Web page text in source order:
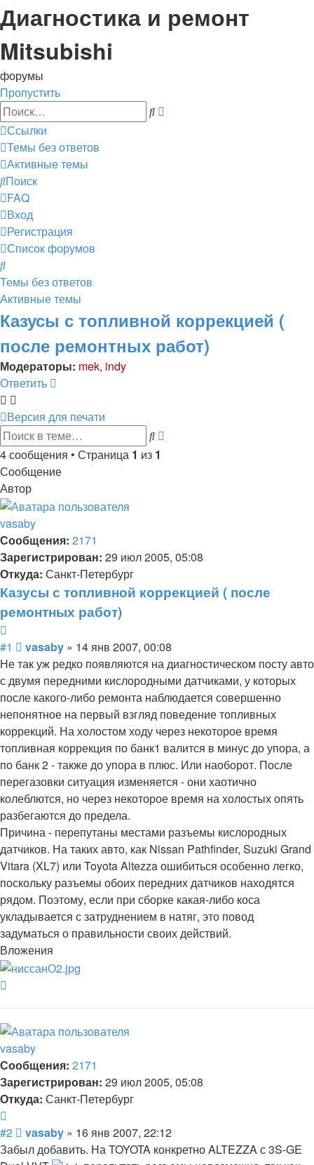
Диагностика и ремонт
Mitsubishi
форумы
Пропустить
Поиск
Ссылки
Темы без ответов
Активные темы
Поиск
FAQ
Вход
Регистрация
Список форумов
Поиск
Темы без ответов
Активные темы
Казусы с топливной коррекцией (
после ремонтных работ)
Модераторы: mek, indy
Ответить
Версия для печати
Поиск
4 сообщения • Страница 1 из 1
Сообщение
Автор
vasaby
Сообщения: 2171
Зарегистрирован: 29 июл 2005, 05:08
Откуда: Санкт-Петербург
Казусы с топливной коррекцией ( после
ремонтных работ)
#1
Сообщение
vasaby » 14 янв 2007, 00:08
Не так уж редко появляются на диагностическом посту авто
с двумя передними кислородными датчиками, у которых
после какого-либо ремонта наблюдается совершенно
непонятное на первый взгляд поведение топливных
коррекций. На холостом ходу через некоторое время
топливная коррекция по банк1 валится в минус до упора, а
по банк 2 - также до упора в плюс. Или наоборот. После
перегазовки ситуация изменяется - они хаотично
колеблются, но через некоторое время на холостых опять
разбегаются до предела.
Причина - перепутаны местами разъемы кислородных
датчиков. На таких авто, как Nissan Pathfinder, Suzuki Grand
Vitara (XL7) или Toyota Altezza ошибиться особенно легко,
поскольку разъемы обоих передних датчиков находятся
рядом. Поэтому, если при сборке какая-либо коса
укладывается с затруднением в натяг, это повод
задуматься о правильности своих действий.
Вложения
vasaby
Сообщения: 2171
Зарегистрирован: 29 июл 2005, 05:08
Откуда: Санкт-Петербург
#2
Сообщение
vasaby » 16 янв 2007, 22:12
Забыл добавить. На TOYOTA конкретно ALTEZZA с 3S-GE